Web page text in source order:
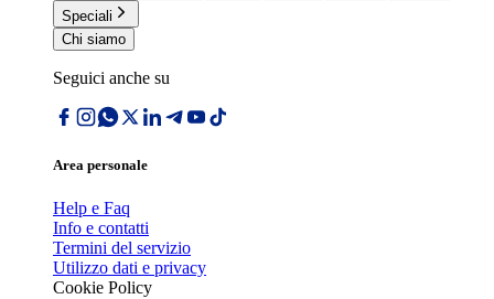
Speciali
Chi siamo
Seguici anche su
Area personale
Help e Faq
Info e contatti
Termini del servizio
Utilizzo dati e privacy
Cookie Policy